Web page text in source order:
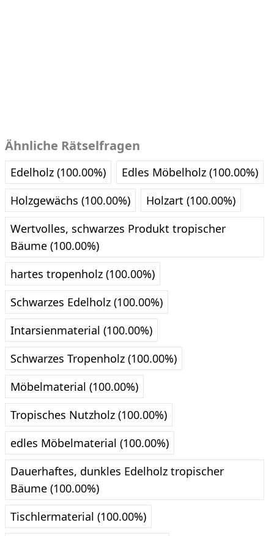
Ähnliche Rätselfragen
Edelholz (100.00%)
Edles Möbelholz (100.00%)
Holzgewächs (100.00%)
Holzart (100.00%)
Wertvolles, schwarzes Produkt tropischer
Bäume (100.00%)
hartes tropenholz (100.00%)
Schwarzes Edelholz (100.00%)
Intarsienmaterial (100.00%)
Schwarzes Tropenholz (100.00%)
Möbelmaterial (100.00%)
Tropisches Nutzholz (100.00%)
edles Möbelmaterial (100.00%)
Dauerhaftes, dunkles Edelholz tropischer
Bäume (100.00%)
Tischlermaterial (100.00%)